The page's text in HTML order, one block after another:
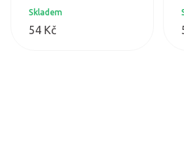
kónická syntetická vlákna s
Skladem
54 Kč